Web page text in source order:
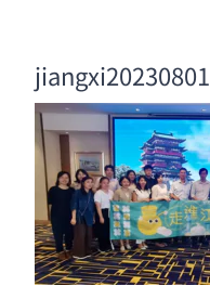
jiangxi20230801